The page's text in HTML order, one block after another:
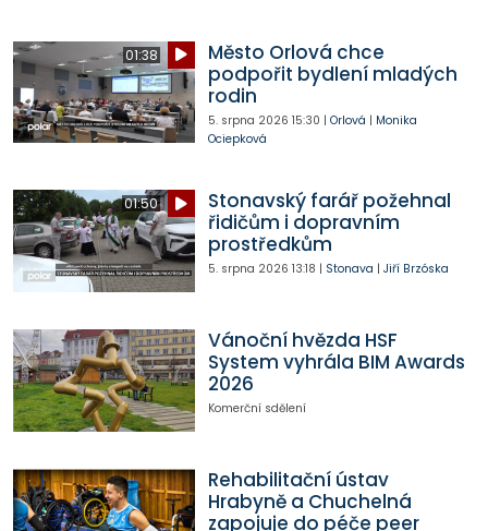
01:38
Město Orlová chce
podpořit bydlení mladých
rodin
5. srpna 2026 15:30 | Orlová | Monika
Ociepková
01:50
Stonavský farář požehnal
řidičům i dopravním
prostředkům
5. srpna 2026 13:18 | Stonava | Jiří Brzóska
Vánoční hvězda HSF
System vyhrála BIM Awards
2026
Komerční sdělení
Rehabilitační ústav
Hrabyně a Chuchelná
zapojuje do péče peer